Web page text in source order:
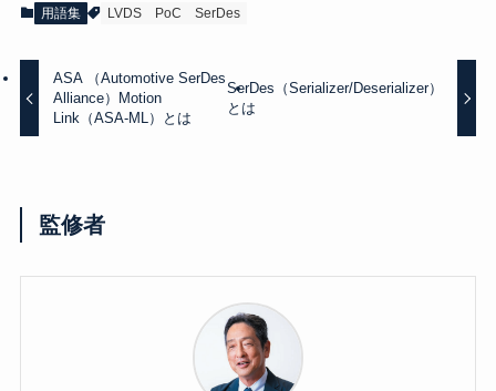
用語集 LVDS PoC SerDes
ASA （Automotive SerDes
Alliance）Motion
Link（ASA-ML）とは
SerDes（Serializer/Deserializer）
とは
監修者